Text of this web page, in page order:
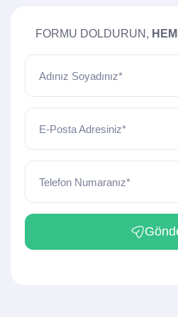
FORMU DOLDURUN,
Adınız Soyadınız*
E-Posta Adresiniz*
Telefon Numaranız*